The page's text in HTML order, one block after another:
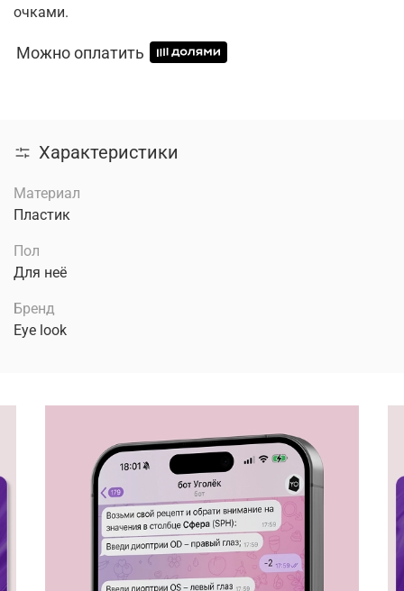
очками.
Можно оплатить
Характеристики
Материал
Пластик
Пол
Для неё
Бренд
Eye look